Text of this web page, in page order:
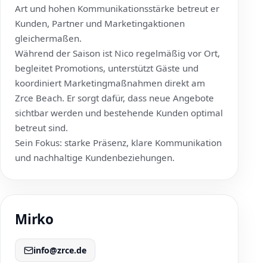
Art und hohen Kommunikationsstärke betreut er
Kunden, Partner und Marketingaktionen
gleichermaßen.
Während der Saison ist Nico regelmäßig vor Ort,
begleitet Promotions, unterstützt Gäste und
koordiniert Marketingmaßnahmen direkt am
Zrce Beach. Er sorgt dafür, dass neue Angebote
sichtbar werden und bestehende Kunden optimal
betreut sind.
Sein Fokus: starke Präsenz, klare Kommunikation
und nachhaltige Kundenbeziehungen.
Mirko
info@zrce.de